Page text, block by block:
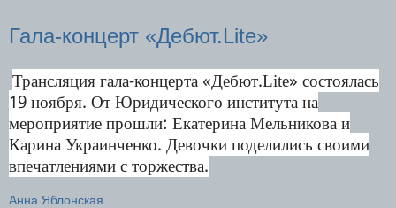
Гала-концерт «Дебют.Lite»
Трансляция гала-концерта «Дебют.Lite» состоялась
19 ноября. От Юридического института на
мероприятие прошли: Екатерина Мельникова и
Карина Украинченко. Девочки поделились своими
впечатлениями с торжества.
Анна Яблонская